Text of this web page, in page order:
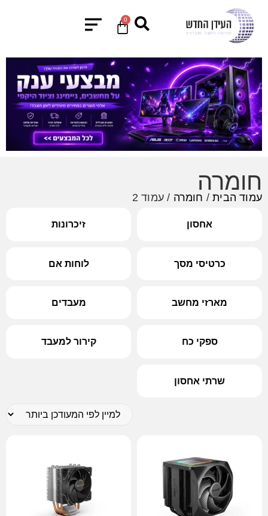
0
חומרה
עמוד הבית/ חומרה / עמוד 2
אחסון זיכרונות
כרטיסי מסך לוחות אם
מארזי מחשב מעבדים
ספקי כח קירור למעבד
שרתי אחסון